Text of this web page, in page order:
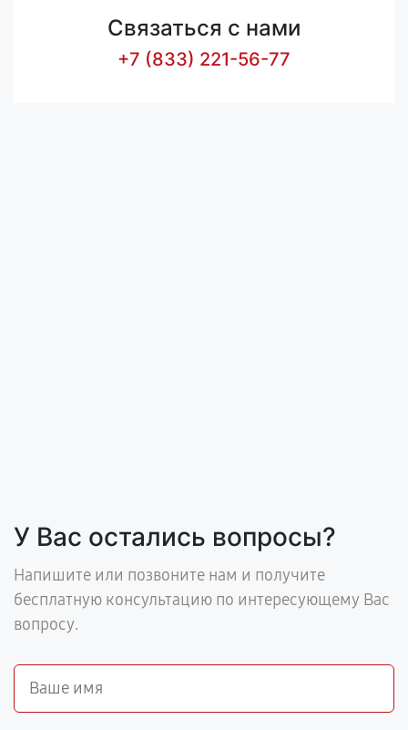
Связаться с нами
+7 (833) 221-56-77
У Вас остались вопросы?
Напишите или позвоните нам и получите
бесплатную консультацию по интересующему Вас
вопросу.